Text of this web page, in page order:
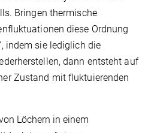
Bringen thermische
diese Ordnung
indem sie lediglich die
dann entsteht auf
Zustand mit fluktuierenden